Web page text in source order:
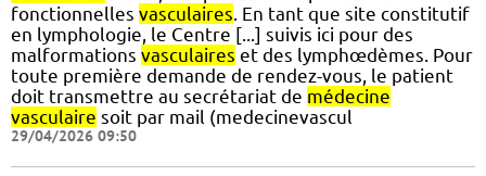
fonctionnelles vasculaires. En tant que site constitutif
en lymphologie, le Centre [...] suivis ici pour des
malformations vasculaires et des lymphœdèmes. Pour
toute première demande de rendez-vous, le patient
doit transmettre au secrétariat de médecine
vasculaire soit par mail (medecinevascul
29/04/2026 09:50